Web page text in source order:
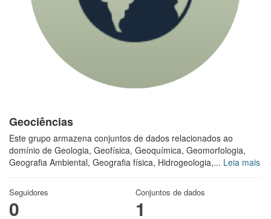
Geociências
Este grupo armazena conjuntos de dados relacionados ao
domínio de Geologia, Geofísica, Geoquímica, Geomorfologia,
Geografia Ambiental, Geografia física, Hidrogeologia,... Leia mais
Seguidores
0
Conjuntos de dados
1